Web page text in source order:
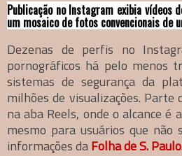
Publicação no Instagram exibia vídeos
um mosaico de fotos convencionais de
Dezenas de perfis no
pornográficos há pelo menos
sistemas de segurança da
milhões de visualizações. Parte
na aba Reels, onde o alcance
mesmo para usuários que não
informações daFolha de S. Paulo.